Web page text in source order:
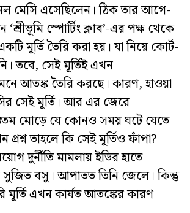
মেসি এসেছিলেন। ঠিক তার আগে-
স্পোর্টিং ক্লাব’-এর পক্ষ থেকে
মূর্তি তৈরি করা হয়। যা নিয়ে কোর্ট-
তবে, সেই মূর্তিই এখন
আতঙ্ক তৈরি করছে। কারণ, হাওয়া
সেই মূর্তি। আর এর জেরে
মোড়ে যে কোনও সময় ঘটে যেতে
তাহলে কি সেই মূর্তিও ফাঁপা?
দুর্নীতি মামলায় ইডির হাতে
সুজিত বসু। আপাতত তিনি জেলে। কিন্তু
মূর্তি এখন কার্যত আতঙ্কের কারণ